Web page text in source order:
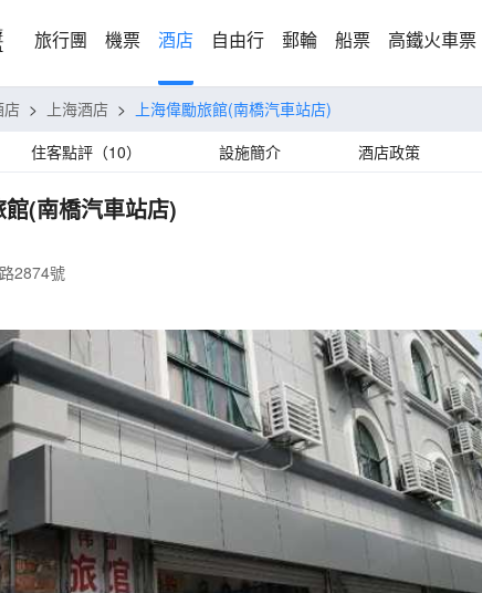
旅行團 機票 酒店 自由行 郵輪 船票 高鐵火車票
店 > 上海酒店 >
上海偉勵旅館(南橋汽車站店)
住客點評（10） 設施簡介 酒店政策
(南橋汽車站店)
2874號